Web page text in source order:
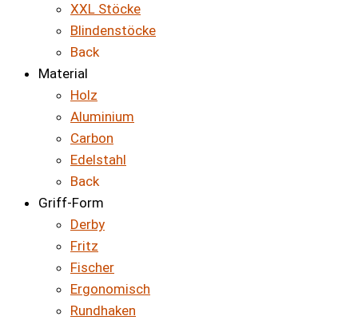
XXL Stöcke
Blindenstöcke
Back
Material
Holz
Aluminium
Carbon
Edelstahl
Back
Griff-Form
Derby
Fritz
Fischer
Ergonomisch
Rundhaken